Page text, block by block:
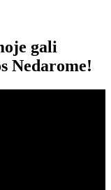
gali
Nedarome!